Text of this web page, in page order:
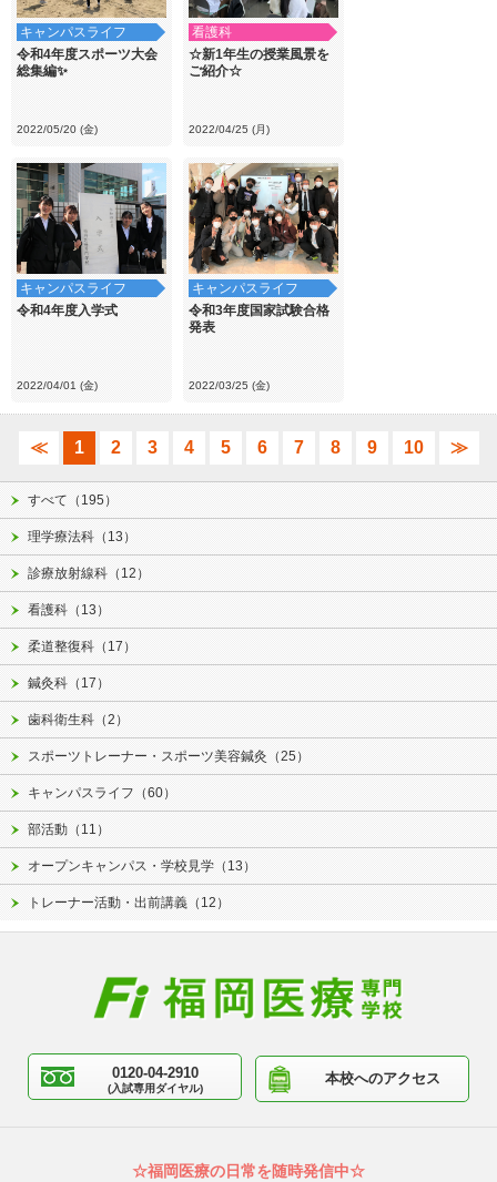
キャンパスライフ
令和4年度スポーツ大会
総集編✨
2022/05/20 (金)
看護科
☆新1年生の授業風景を
ご紹介☆
2022/04/25 (月)
キャンパスライフ
令和4年度入学式
2022/04/01 (金)
キャンパスライフ
令和3年度国家試験合格
発表
2022/03/25 (金)
≪ 1 2 3 4 5 6 7 8 9 10 ≫
すべて（195）
理学療法科（13）
診療放射線科（12）
看護科（13）
柔道整復科（17）
鍼灸科（17）
歯科衛生科（2）
スポーツトレーナー・スポーツ美容鍼灸（25）
キャンパスライフ（60）
部活動（11）
オープンキャンパス・学校見学（13）
トレーナー活動・出前講義（12）
0120-04-2910
(入試専用ダイヤル)
本校へのアクセス
☆福岡医療の日常を随時発信中☆